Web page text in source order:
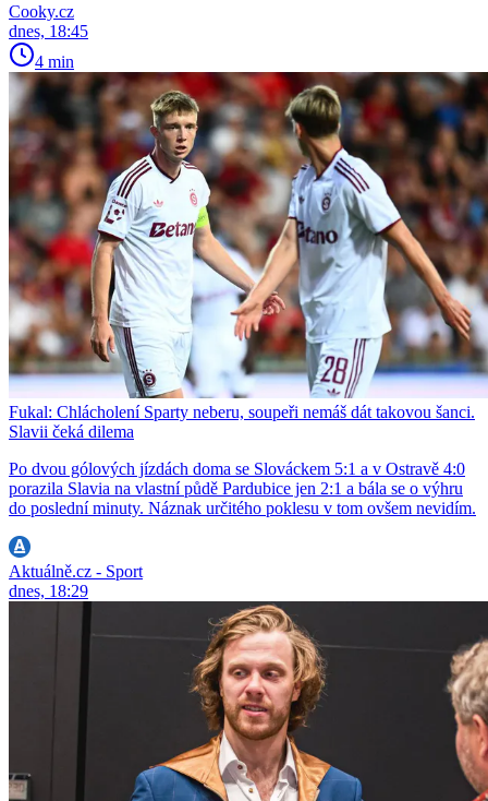
Cooky.cz
dnes, 18:45
4 min
Fukal: Chlácholení Sparty neberu, soupeři nemáš dát takovou šanci.
Slavii čeká dilema
Po dvou gólových jízdách doma se Slováckem 5:1 a v Ostravě 4:0
porazila Slavia na vlastní půdě Pardubice jen 2:1 a bála se o výhru
do poslední minuty. Náznak určitého poklesu v tom ovšem nevidím.
Aktuálně.cz - Sport
dnes, 18:29